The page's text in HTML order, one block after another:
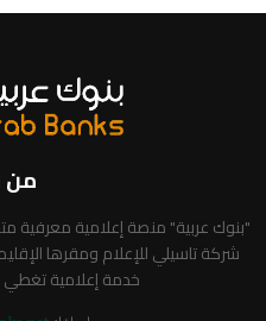
من
"بنوك عربية" منصة إعلامية
شركة تاسيلي للإعلام ومقرها
خدمة إعلامية